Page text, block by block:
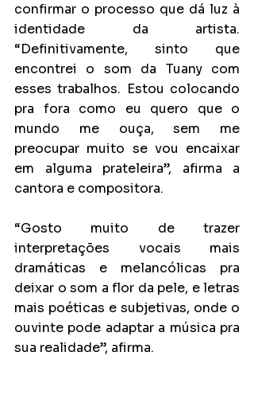
confirmar o processo que dá luz à
identidade da artista.
“Definitivamente, sinto que
encontrei o som da Tuany com
esses trabalhos. Estou colocando
pra fora como eu quero que o
mundo me ouça, sem me
preocupar muito se vou encaixar
em alguma prateleira”, afirma a
cantora e compositora.
“Gosto muito de trazer
interpretações vocais mais
dramáticas e melancólicas pra
deixar o som a flor da pele, e letras
mais poéticas e subjetivas, onde o
ouvinte pode adaptar a música pra
sua realidade”, afirma.